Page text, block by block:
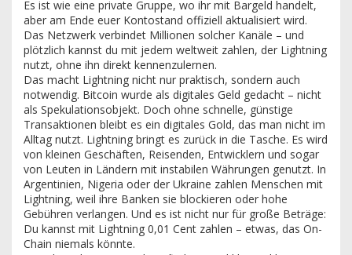
Es ist wie eine private Gruppe, wo ihr mit Bargeld handelt,
aber am Ende euer Kontostand offiziell aktualisiert wird.
Das Netzwerk verbindet Millionen solcher Kanäle – und
plötzlich kannst du mit jedem weltweit zahlen, der Lightning
nutzt, ohne ihn direkt kennenzulernen.
Das macht Lightning nicht nur praktisch, sondern auch
notwendig. Bitcoin wurde als digitales Geld gedacht – nicht
als Spekulationsobjekt. Doch ohne schnelle, günstige
Transaktionen bleibt es ein digitales Gold, das man nicht im
Alltag nutzt. Lightning bringt es zurück in die Tasche. Es wird
von kleinen Geschäften, Reisenden, Entwicklern und sogar
von Leuten in Ländern mit instabilen Währungen genutzt. In
Argentinien, Nigeria oder der Ukraine zahlen Menschen mit
Lightning, weil ihre Banken sie blockieren oder hohe
Gebühren verlangen. Und es ist nicht nur für große Beträge:
Du kannst mit Lightning 0,01 Cent zahlen – etwas, das On-
Chain niemals könnte.